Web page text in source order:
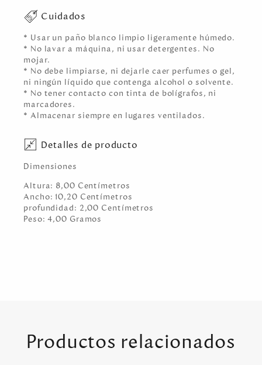
Cuidados
* Usar un paño blanco limpio ligeramente húmedo.
* No lavar a máquina, ni usar detergentes. No
mojar.
* No debe limpiarse, ni dejarle caer perfumes o gel,
ni ningún líquido que contenga alcohol o solvente.
* No tener contacto con tinta de bolígrafos, ni
marcadores.
* Almacenar siempre en lugares ventilados.
Detalles de producto
Dimensiones
Altura: 8,00 Centímetros
Ancho: 10,20 Centímetros
profundidad: 2,00 Centímetros
Peso:4,00 Gramos
Productos relacionados